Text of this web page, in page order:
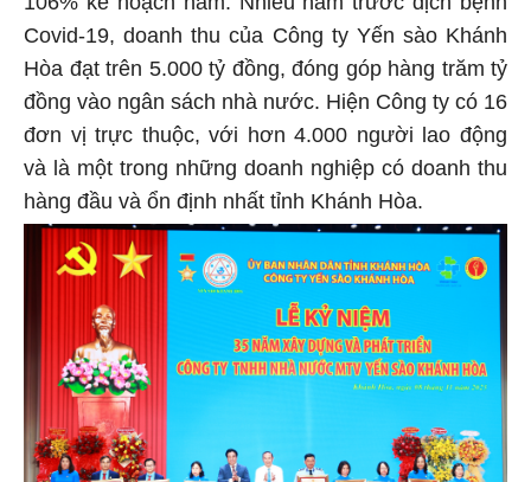
106% kế hoạch năm. Nhiều năm trước dịch bệnh
Covid-19, doanh thu của Công ty Yến sào Khánh
Hòa đạt trên 5.000 tỷ đồng, đóng góp hàng trăm tỷ
đồng vào ngân sách nhà nước. Hiện Công ty có 16
đơn vị trực thuộc, với hơn 4.000 người lao động
và là một trong những doanh nghiệp có doanh thu
hàng đầu và ổn định nhất tỉnh Khánh Hòa.